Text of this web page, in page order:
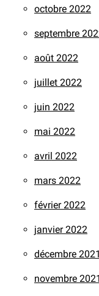
octobre 2022
septembre
août 2022
juillet 2022
juin 2022
mai 2022
avril 2022
mars 2022
février 2022
janvier 2022
décembre 2021
novembre 2021